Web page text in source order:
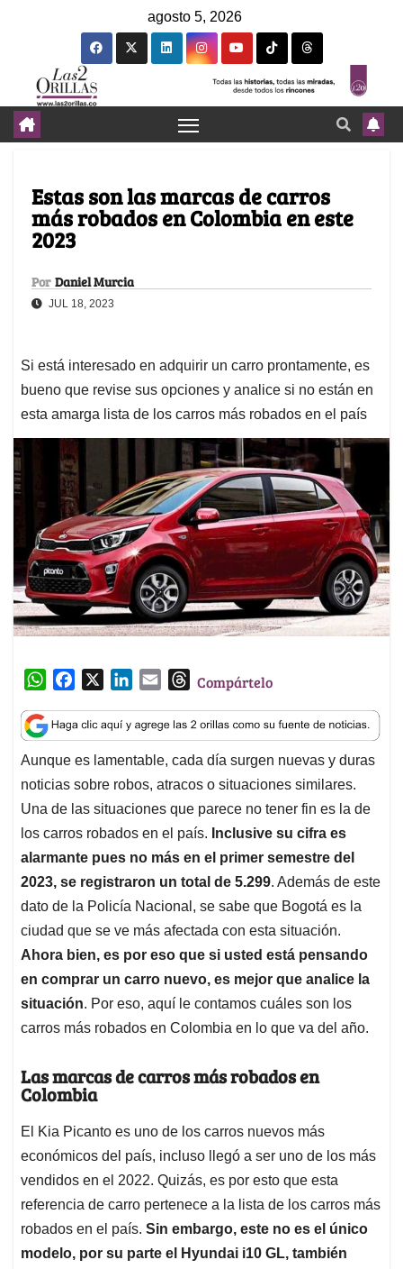
agosto 5, 2026
Estas son las marcas de carros
más robados en Colombia en este
2023
Por Daniel Murcia
JUL 18, 2023
Si está interesado en adquirir un carro prontamente, es
bueno que revise sus opciones y analice si no están en
esta amarga lista de los carros más robados en el país
W
a
t
s
A
p
p
c
e
b
o
o
k
n
k
e
d
I
n
a
i
l
T
r
e
a
d
s
Compártelo
Aunque es lamentable, cada día surgen nuevas y duras
noticias sobre robos, atracos o situaciones similares.
Una de las situaciones que parece no tener fin es la de
los carros robados en el país. Inclusive su cifra es
alarmante pues no más en el primer semestre del
2023, se registraron un total de 5.299. Además de este
dato de la Policía Nacional, se sabe que Bogotá es la
ciudad que se ve más afectada con esta situación.
Ahora bien, es por eso que si usted está pensando
en comprar un carro nuevo, es mejor que analice la
situación. Por eso, aquí le contamos cuáles son los
carros más robados en Colombia en lo que va del año.
Las marcas de carros más robados en
Colombia
El Kia Picanto es uno de los carros nuevos más
económicos del país, incluso llegó a ser uno de los más
vendidos en el 2022. Quizás, es por esto que esta
referencia de carro pertenece a la lista de los carros más
robados en el país. Sin embargo, este no es el único
modelo, por su parte el Hyundai i10 GL, también